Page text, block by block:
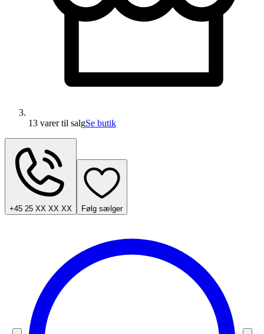
13 varertil salgSe butik
+45 25 XX XX XX Følg sælger